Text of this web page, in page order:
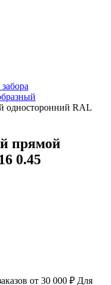
односторонний RAL
прямой
0.45
от 30 000 ₽ Для